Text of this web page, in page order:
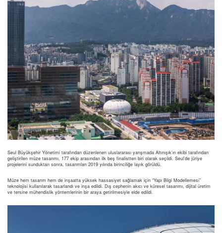
Seul Büyükşehir Yönetimi tarafından düzenlenen uluslararası yarışmada Altınışık’ın ekibi tarafından
geliştirilen müze tasarımı, 177 ekip arasından ilk beş finalistten biri olarak seçildi. Seul’de jüriye
projelerini sunduktan sonra, tasarımları 2019 yılında birinciliğe layık görüldü.
Müze hem tasarım hem de inşaatta yüksek hassasiyet sağlamak için “Yapı Bilgi Modellemesi”
teknolojisi kullanılarak tasarlandı ve inşa edildi. Dış cephenin akıcı ve küresel tasarımı, dijital üretim
ve tersine mühendislik yöntemlerinin bir araya getirilmesiyle elde edildi.